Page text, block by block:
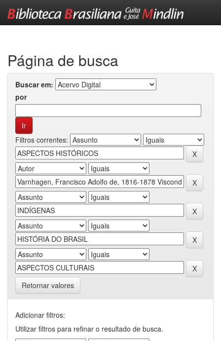
Página de busca
Buscar em:
por
Filtros correntes:
Retornar valores
Adicionar filtros:
Utilizar filtros para refinar o resultado de busca.